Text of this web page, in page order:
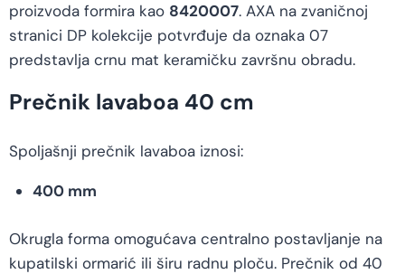
proizvoda formira kao 8420007. AXA na zvaničnoj
stranici DP kolekcije potvrđuje da oznaka 07
predstavlja crnu mat keramičku završnu obradu.
Prečnik lavaboa 40 cm
Spoljašnji prečnik lavaboa iznosi:
400 mm
Okrugla forma omogućava centralno postavljanje na
kupatilski ormarić ili širu radnu ploču. Prečnik od 40